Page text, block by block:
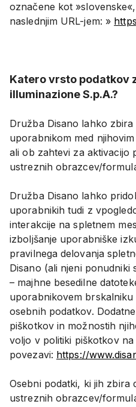
označene kot
naslednjim URL-jem: »
Katero vrsto podatkov
illuminazione S.p.A.?
Družba Disano lahko
uporabnikom med
ali ob zahtevi za aktivacijo
ustreznih obrazcev/
Družba Disano lahko
uporabnikih tudi z
interakcije na spletnem
izboljšanje uporabniške
pravilnega delovanja
Disano (ali njeni
– majhne besedilne
uporabnikovem
osebnih podatkov.
piškotkov in možnostih
voljo v politiki piškotkov na
povezavi: https://
Osebni podatki, ki jih zbira
ustreznih obrazcev/